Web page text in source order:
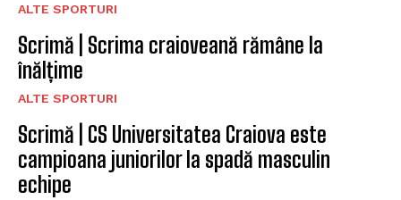
ALTE SPORTURI
Scrimă | Scrima craioveană rămâne la
înălțime
ALTE SPORTURI
Scrimă | CS Universitatea Craiova este
campioana juniorilor la spadă masculin
echipe